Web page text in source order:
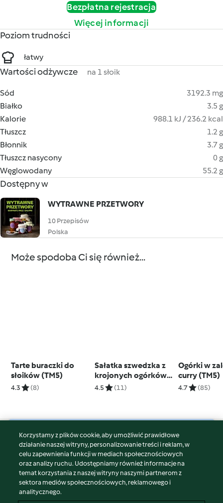
Bezpłatna rejestracja
Więcej informacji
Poziom trudności
łatwy
Wartości odżywcze na 1 słoik
Sód
3192.3 mg
Białko
3.5 g
Kalorie
988.1 kJ / 236.2 kcal
Tłuszcz
1.2 g
Błonnik
3.7 g
Tłuszcz nasycony
0 g
Węglowodany
55.2 g
Dostępny w
WYTRAWNE PRZETWORY
10 Przepisów
Polska
Może spodoba Ci się również...
Tarte buraczki do
słoików (TM5)
4.3 (8)
Sałatka szwedzka z
krojonych ogórków
(TM5)
4.5 (11)
Ogórki w
curry (TM5)
4.7 (85)
© Copyright 2026
Warunki korzystania
Polityka prywatności
Disclaimer
Znak wydawcy
Korzystamy z plików cookie, aby umożliwić prawidłowe
działanie naszej witryny, personalizowanie treści i reklam, w
celu zapewnienia funkcji w mediach społecznościowych
oraz analizy ruchu. Udostępniamy również informacje na
temat korzystania z naszej witryny naszymi partnerom z
sektora mediów społecznościowych, reklamowego i
analitycznego.